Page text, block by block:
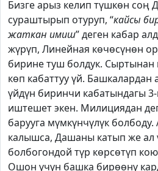
Бизге арыз келип түшкөн
сураштырып отуруп, “кайсы
жаткан имиш” деген кабар
жүрүп, Линейная көчөсүнөн
бирине туш болдук. Сыртынан
көп кабаттуу үй.
үйдүн биринчи кабатындагы
иштешет экен. Милициядан
барууга мүмкүнчүлүк
калышса, Дашаны катып же ал
болбогондой түр көрсөтүп
Ошон үчүн башка бирөөнү